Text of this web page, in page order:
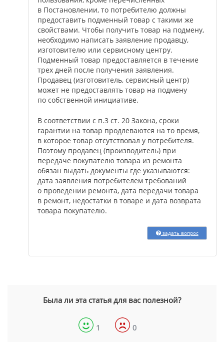
в Постановлении, то потребителю должны
предоставить подменный товар с такими же
свойствами. Чтобы получить товар на подмену,
необходимо написать заявление продавцу,
изготовителю или сервисному центру.
Подменный товар предоставляется в течение
трех дней после получения заявления.
Продавец (изготовитель, сервисный центр)
может не предоставлять товар на подмену
по собственной инициативе.
В соответствии с п.3 ст. 20 Закона, сроки
гарантии на товар продлеваются на то время,
в которое товар отсутствовал у потребителя.
Поэтому продавец (производитель) при
передаче покупателю товара из ремонта
обязан выдать документы где указываются:
дата заявления потребителем требований
о проведении ремонта, дата передачи товара
в ремонт, недостатки в товаре и дата возврата
товара покупателю.
задать вопрос
Была ли эта статья для вас полезной?
1 0